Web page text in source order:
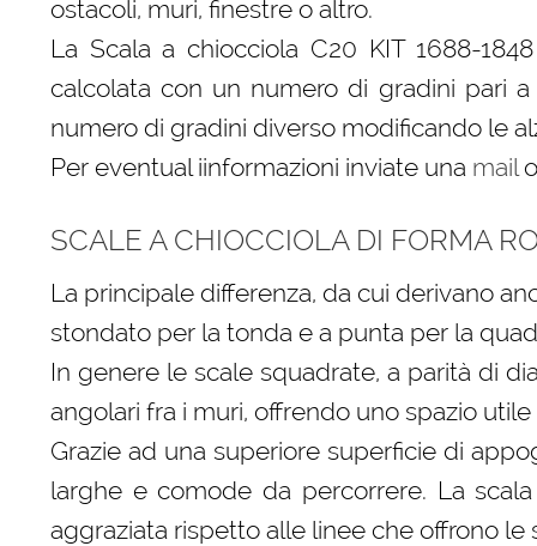
ostacoli, muri, finestre o altro.
La Scala a chiocciola C20 KIT 1688-
calcolata con un numero di gradini pari
numero di gradini diverso modificando le
Per eventual iinformazioni inviate una mail
SCALE A CHIOCCIOLA DI FORMA
La principale differenza, da cui derivano
stondato per la tonda e a punta per la
In genere le scale squadrate, a parità di
angolari fra i muri, offrendo uno spazio
Grazie ad una superiore superficie di
larghe e comode da percorrere. La
aggraziata rispetto alle linee che offrono le